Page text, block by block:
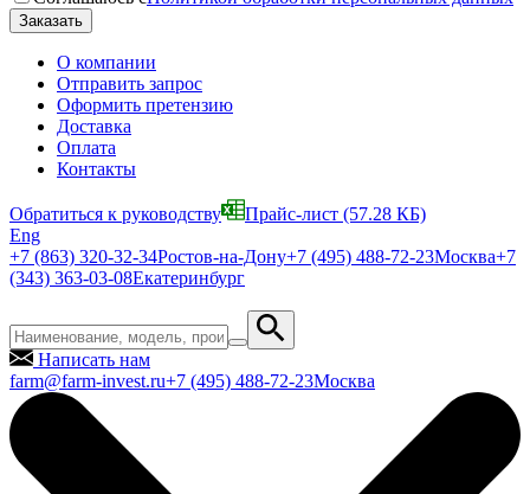
О компании
Отправить запрос
Оформить претензию
Доставка
Оплата
Контакты
Обратиться к руководству Прайс-лист (57.28 КБ)
Eng
+7 (863) 320-32-34Ростов-на-Дону+7 (495) 488-72-23Москва+7
(343) 363-03-08Екатеринбург
Написать нам
farm@farm-invest.ru+7 (495) 488-72-23Москва